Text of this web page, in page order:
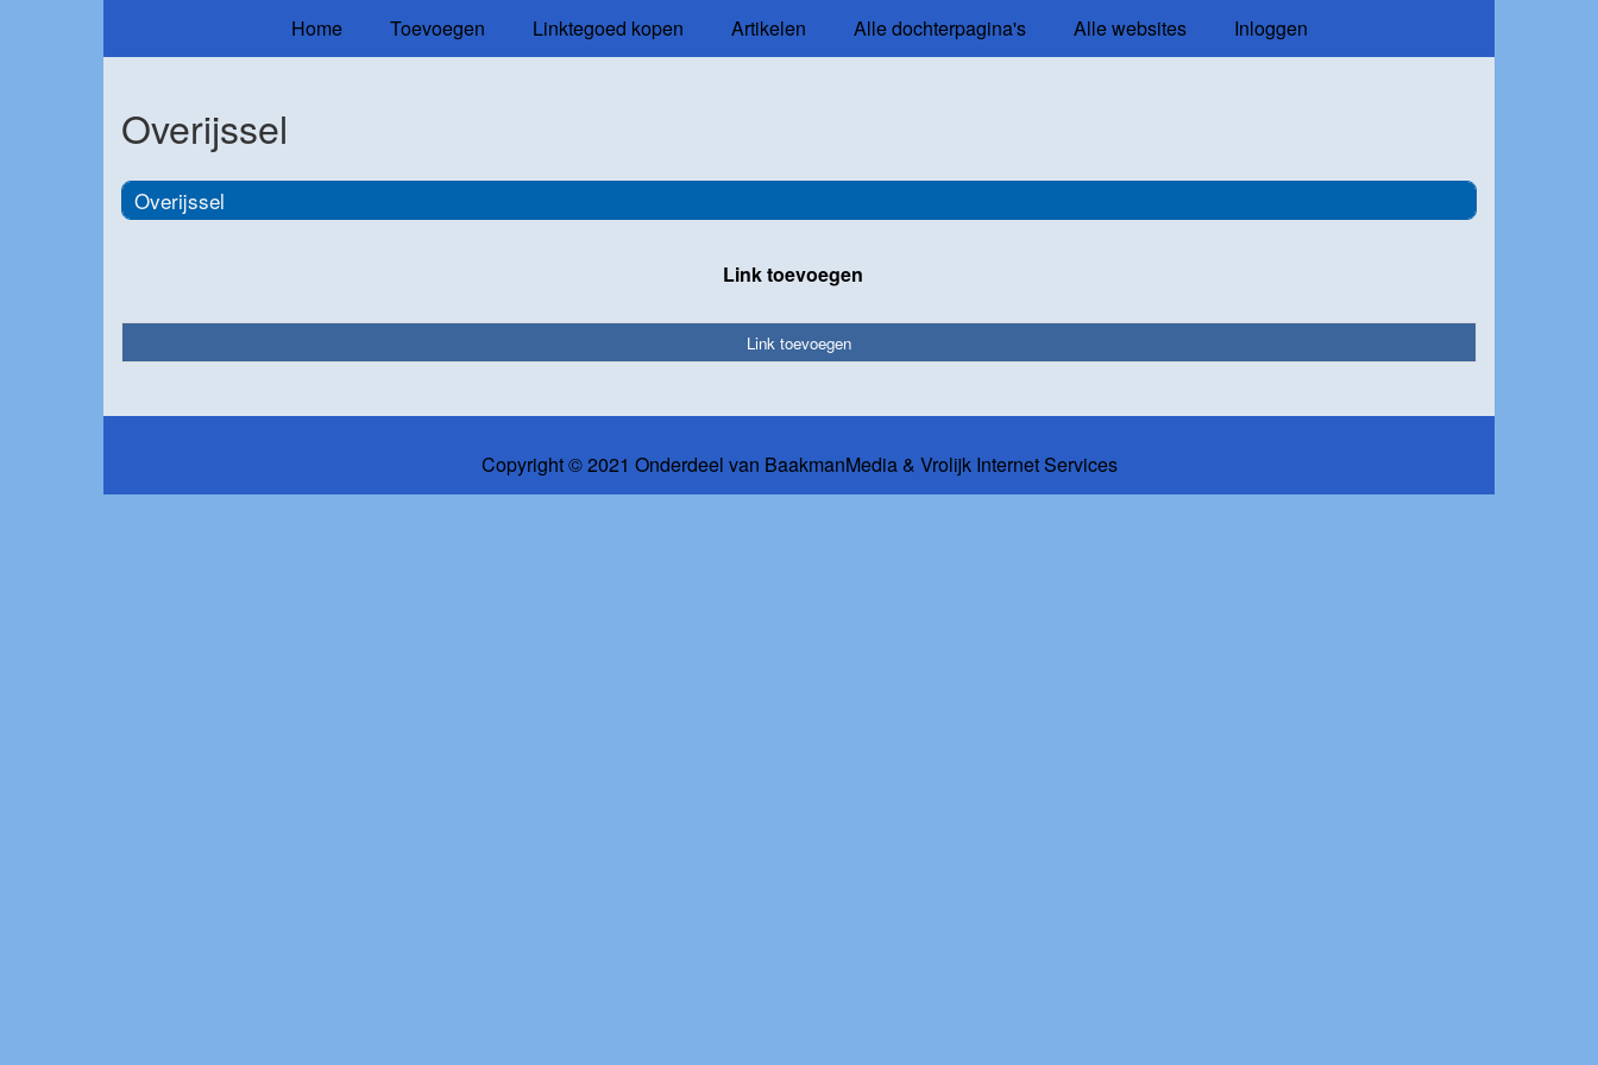
Home Toevoegen Linktegoed kopen Artikelen Alle dochterpagina's Alle websites Inloggen
Overijssel
Overijssel
Link toevoegen
Link toevoegen
Copyright © 2021 Onderdeel van BaakmanMedia& Vrolijk Internet Services